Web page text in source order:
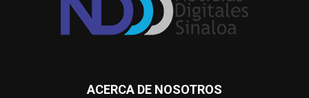
ACERCA DE NOSOTROS